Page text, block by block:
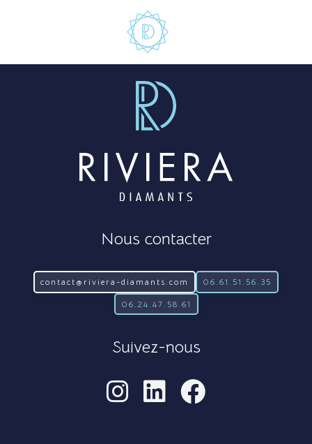
Nous contacter
contact@riviera-diamants.com 06.61.51.56.35
06.24.47.58.61
Suivez-nous